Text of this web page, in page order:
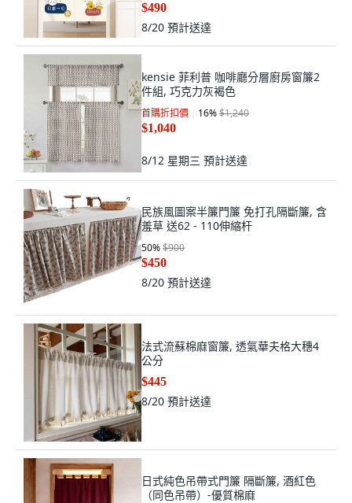
$490
8/20 預計送達
kensie 菲利普 咖啡廳分層廚房窗簾2
件組, 巧克力灰褐色
首購折扣價 16%$1,240
$1,040
8/12 星期三 預計送達
民族風圖案半簾門簾 免打孔隔斷簾, 含
羞草 送62 - 110伸縮杆
50%$900
$450
8/20 預計送達
法式流蘇棉麻窗簾, 透氣華夫格大穗4
公分
$445
8/20 預計送達
日式純色吊帶式門簾 隔斷簾, 酒紅色
（同色吊帶）-優質棉麻